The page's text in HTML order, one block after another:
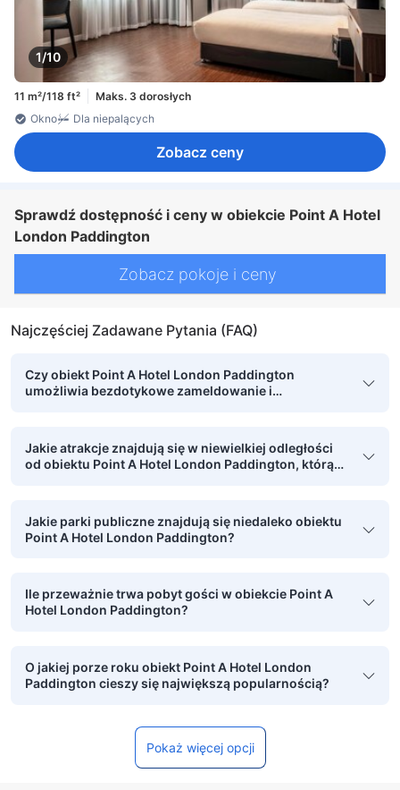
1/10
11 m²/118 ft²
Maks. 3 dorosłych
Okno
Dla niepalących
Zobacz ceny
Sprawdź dostępność i ceny w obiekcie Point A Hotel
London Paddington
Zobacz pokoje i ceny
Najczęściej Zadawane Pytania (FAQ)
Czy obiekt Point A Hotel London Paddington
umożliwia bezdotykowe zameldowanie i
Jakie atrakcje znajdują się w niewielkiej odległości
od obiektu Point A Hotel London Paddington, którą
Jakie parki publiczne znajdują się niedaleko obiektu
Point A Hotel London Paddington?
Ile przeważnie trwa pobyt gości w obiekcie Point A
Hotel London Paddington?
O jakiej porze roku obiekt Point A Hotel London
Paddington cieszy się największą popularnością?
Pokaż więcej opcji